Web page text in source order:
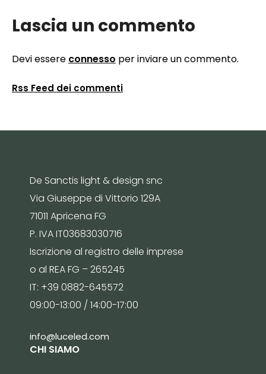
Lascia un commento
Devi essere connesso per inviare un commento.
Rss Feed dei commenti
De Sanctis light & design snc
Via Giuseppe di Vittorio 129A
71011 Apricena FG
P. IVA IT03683030716
Iscrizione al registro delle imprese
o al REA FG – 265245
IT: +39 0882-645572
09:00-13:00 / 14:00-17:00
info@luceled.com
CHI SIAMO